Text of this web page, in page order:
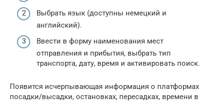
Выбрать язык (доступны немецкий и
английский).
Ввести в форму наименования мест
отправления и прибытия, выбрать тип
транспорта, дату, время и активировать поиск.
Появится исчерпывающая информация о платформах
посадки/высадки, остановках, пересадках, времени в